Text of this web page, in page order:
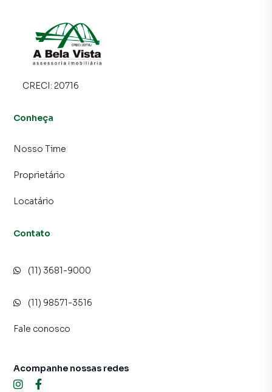
CRECI: 20716
Conheça
Nosso Time
Proprietário
Locatário
Contato
(11) 3681-9000
(11) 98571-3516
Fale conosco
Acompanhe nossas redes